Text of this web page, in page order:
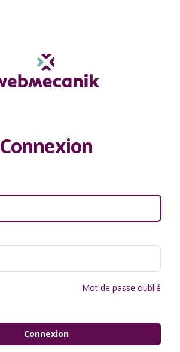
Connexion
Mot de passe oublié
Connexion